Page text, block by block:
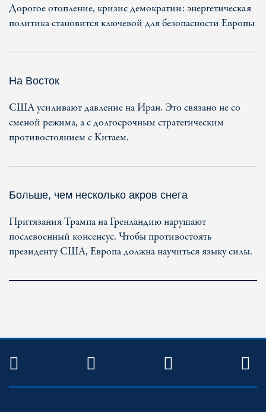
Дорогое отопление, кризис демократии: энергетическая
политика становится ключевой для безопасности Европы
На Восток
США усиливают давление на Иран. Это связано не со
сменой режима, а с долгосрочным стратегическим
противостоянием с Китаем.
Больше, чем несколько акров снега
Притязания Трампа на Гренландию нарушают
послевоенный консенсус. Чтобы противостоять
президенту США, Европа должна научиться языку силы.
TWITTER FACEBOOKYOUTUBE